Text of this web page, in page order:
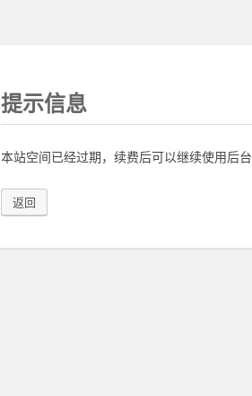
提示信息
本站空间已经过期，续费后可以继续使用后
返回